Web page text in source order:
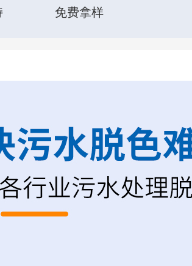
免费拿样